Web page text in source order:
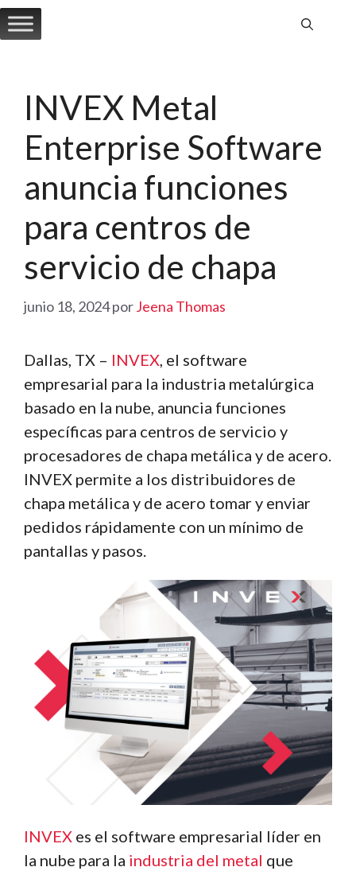
Saltar
al
INVEX Metal
Enterprise Software
anuncia funciones
para centros de
servicio de chapa
junio 18, 2024porJeena Thomas
Dallas, TX – INVEX, el software
empresarial para la industria metalúrgica
basado en la nube, anuncia funciones
específicas para centros de servicio y
procesadores de chapa metálica y de acero.
INVEX permite a los distribuidores de
chapa metálica y de acero tomar y enviar
pedidos rápidamente con un mínimo de
pantallas y pasos.
INVEX es el software empresarial líder en
la nube para la industria del metal que